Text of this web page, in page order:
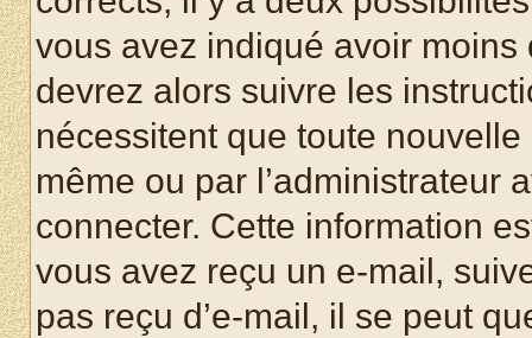
vous avez indiqué avoir moins
devrez alors suivre les
nécessitent que toute
même ou par l’administrateur
connecter. Cette information
vous avez reçu un e-mail,
pas reçu d’e-mail, il se peut